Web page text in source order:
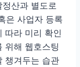
산과 별도로
은 사업자 등록
따라 미리 확인
위해 웹호스팅
챙겨두는 습관